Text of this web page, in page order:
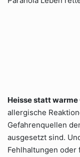
Heisse statt warme
allergische
Gefahrenquellen
ausgesetzt sind.
Fehlhaltungen